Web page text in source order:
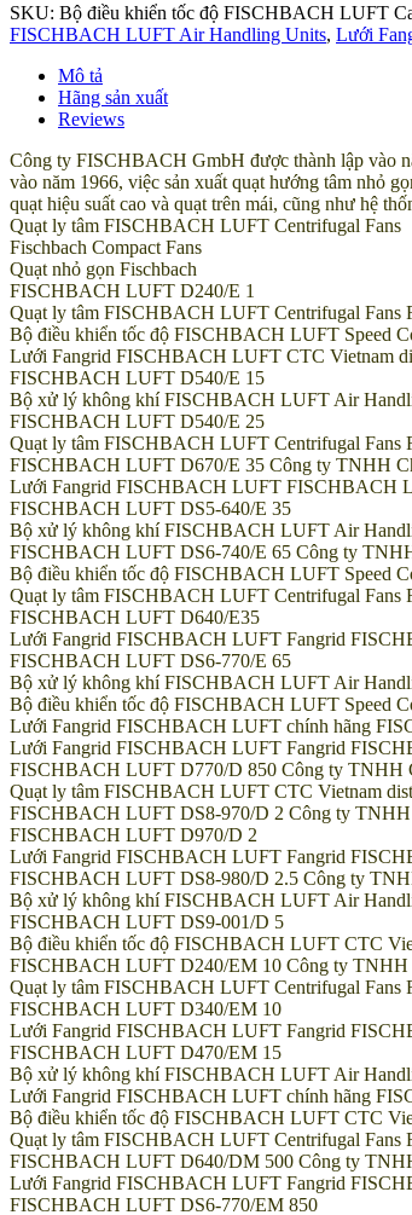
SKU: Bộ điều khiển tốc độ FISCHBACH LUFT
FISCHBACH LUFT Air Handling Units, Lưới
Mô tả
Hãng sản xuất
Reviews
Công ty FISCHBACH GmbH được thành lập vào
vào năm 1966, việc sản xuất quạt hướng tâm nhỏ
quạt hiệu suất cao và quạt trên mái, cũng như hệ
Quạt ly tâm FISCHBACH LUFT Centrifugal Fans
Fischbach Compact Fans
Quạt nhỏ gọn Fischbach
FISCHBACH LUFT D240/E 1
Quạt ly tâm FISCHBACH LUFT Centrifugal
Bộ điều khiển tốc độ FISCHBACH LUFT Speed
Lưới Fangrid FISCHBACH LUFT CTC Vietnam
FISCHBACH LUFT D540/E 15
Bộ xử lý không khí FISCHBACH LUFT Air
FISCHBACH LUFT D540/E 25
Quạt ly tâm FISCHBACH LUFT Centrifugal
FISCHBACH LUFT D670/E 35 Công ty TNHH
Lưới Fangrid FISCHBACH LUFT FISCHBACH
FISCHBACH LUFT DS5-640/E 35
Bộ xử lý không khí FISCHBACH LUFT Air
FISCHBACH LUFT DS6-740/E 65 Công ty
Bộ điều khiển tốc độ FISCHBACH LUFT Speed
Quạt ly tâm FISCHBACH LUFT Centrifugal
FISCHBACH LUFT D640/E35
Lưới Fangrid FISCHBACH LUFT Fangrid
FISCHBACH LUFT DS6-770/E 65
Bộ xử lý không khí FISCHBACH LUFT Air
Bộ điều khiển tốc độ FISCHBACH LUFT Speed
Lưới Fangrid FISCHBACH LUFT chính hãng
Lưới Fangrid FISCHBACH LUFT Fangrid
FISCHBACH LUFT D770/D 850 Công ty TNHH
Quạt ly tâm FISCHBACH LUFT CTC Vietnam
FISCHBACH LUFT DS8-970/D 2 Công ty TNHH
FISCHBACH LUFT D970/D 2
Lưới Fangrid FISCHBACH LUFT Fangrid
FISCHBACH LUFT DS8-980/D 2.5 Công ty
Bộ xử lý không khí FISCHBACH LUFT Air
FISCHBACH LUFT DS9-001/D 5
Bộ điều khiển tốc độ FISCHBACH LUFT CTC
FISCHBACH LUFT D240/EM 10 Công ty TNHH
Quạt ly tâm FISCHBACH LUFT Centrifugal
FISCHBACH LUFT D340/EM 10
Lưới Fangrid FISCHBACH LUFT Fangrid
FISCHBACH LUFT D470/EM 15
Bộ xử lý không khí FISCHBACH LUFT Air
Lưới Fangrid FISCHBACH LUFT chính hãng
Bộ điều khiển tốc độ FISCHBACH LUFT CTC
Quạt ly tâm FISCHBACH LUFT Centrifugal
FISCHBACH LUFT D640/DM 500 Công ty
Lưới Fangrid FISCHBACH LUFT Fangrid
FISCHBACH LUFT DS6-770/EM 850